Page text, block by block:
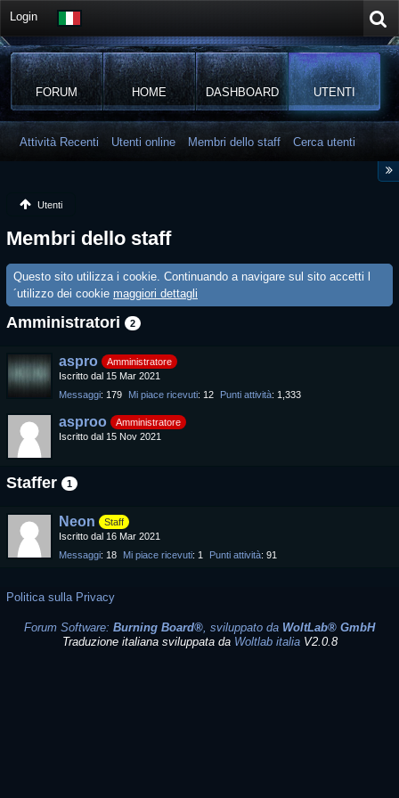
Login
FORUM HOME DASHBOARD UTENTI
Attività Recenti Utenti online Membri dello staff Cerca utenti
Utenti
Membri dello staff
Questo sito utilizza i cookie. Continuando a navigare sul sito accetti l
´utilizzo dei cookie maggiori dettagli
Amministratori 2
aspro
Amministratore
Iscritto dal 15 Mar 2021
Messaggi 179 Mi piace ricevuti 12 Punti attività 1,333
asproo
Amministratore
Iscritto dal 15 Nov 2021
Staffer 1
Neon
Staff
Iscritto dal 16 Mar 2021
Messaggi 18 Mi piace ricevuti 1 Punti attività 91
Politica sulla Privacy
Forum Software: Burning Board®, sviluppato da WoltLab® GmbH
Traduzione italiana sviluppata da Woltlab italiaV2.0.8